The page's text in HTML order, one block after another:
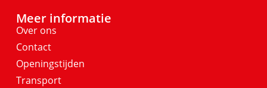
Meer informatie
Over ons
Contact
Openingstijden
Transport